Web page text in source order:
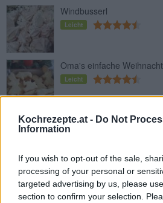
Kochrezepte.at - Do Not
Information
If you wish to opt-out of the sale,
processing of your personal or
targeted advertising by us, please
section to confirm your selection.
Windbusserl
Leicht
Oma's einfache
Leicht
Schoko-Schneebälle
Leicht
Kaffeebusserl
Leicht